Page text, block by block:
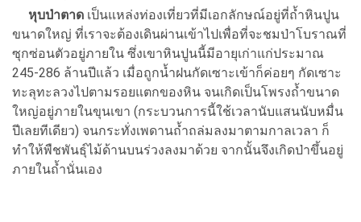
หุบป่าตาด เป็นแหล่งท่องเที่ยวที่มีเอกลักษณ์อยู่ที่ถ้ำหินปูน
ขนาดใหญ่ ที่เราจะต้องเดินผ่านเข้าไปเพื่อที่จะชมป่าโบราณที่
ซุกซ่อนตัวอยู่ภายใน ซึ่งเขาหินปูนนี้มีอายุเก่าแก่ประมาณ
245-286 ล้านปีแล้ว เมื่อถูกน้ำฝนกัดเซาะเข้าก็ค่อยๆ กัดเซาะ
ทะลุทะลวงไปตามรอยแตกของหิน จนเกิดเป็นโพรงถ้ำขนาด
ใหญ่อยู่ภายในขุนเขา (กระบวนการนี้ใช้เวลานับแสนนับหมื่น
ปีเลยทีเดียว) จนกระทั่งเพดานถ้ำถล่มลงมาตามกาลเวลา ก็
ทำให้พืชพันธุ์ไม้ด้านบนร่วงลงมาด้วย จากนั้นจึงเกิดป่าขึ้นอยู่
ภายในถ้ำนั่นเอง